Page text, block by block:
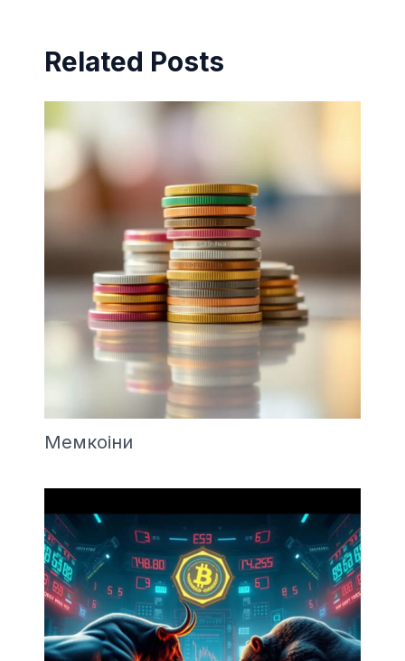
Related Posts
Мемкоіни